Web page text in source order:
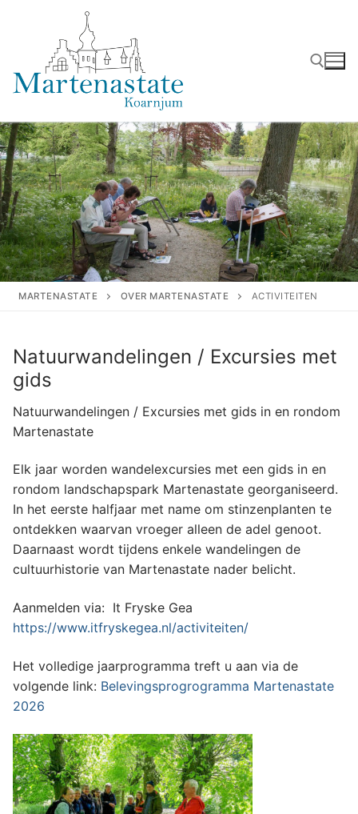
inhoud
Zoeken naar:
MARTENASTATE OVER MARTENASTATE ACTIVITEITEN
Natuurwandelingen / Excursies met
gids
Natuurwandelingen / Excursies met gids in en rondom
Martenastate
Elk jaar worden wandelexcursies met een gids in en
rondom landschapspark Martenastate georganiseerd.
In het eerste halfjaar met name om stinzenplanten te
ontdekken waarvan vroeger alleen de adel genoot.
Daarnaast wordt tijdens enkele wandelingen de
cultuurhistorie van Martenastate nader belicht.
Aanmelden via: It Fryske Gea
https://www.itfryskegea.nl/activiteiten/
Het volledige jaarprogramma treft u aan via de
volgende link: Belevingsprogrogramma Martenastate
2026